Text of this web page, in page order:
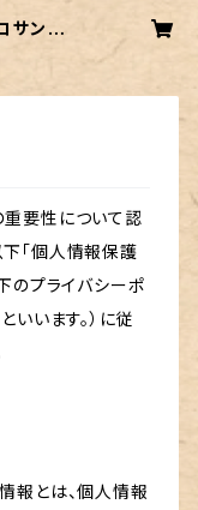
ンショ
ーガニ
重要性について認
「個人情報保護
のプライバシーポ
いいます。）に従
報とは、個人情報